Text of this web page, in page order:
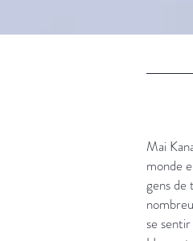
Mai
monde
gens de
se